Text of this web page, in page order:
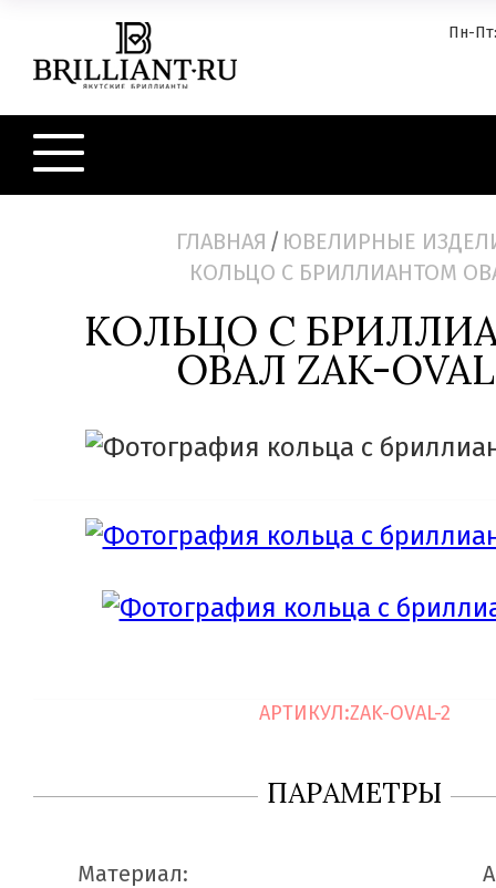
Пн-
ГЛАВНАЯ / ЮВЕЛИРНЫЕ
КОЛЬЦО С БРИЛЛИАНТОМ
КОЛЬЦО С
ОВАЛ ZAK-
АРТИКУЛ:ZAK-OVAL-2
ПАРАМЕТРЫ
Материал: